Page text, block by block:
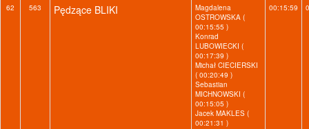
62 563 Pędzące BLIKI
Magdalena
OSTROWSKA (
00:15:55 )
Konrad
LUBOWIECKI (
00:17:39 )
Michał CIECIERSKI
( 00:20:49 )
Sebastian
MICHNOWSKI (
00:15:05 )
Jacek MAKLES (
00:21:31 )
00:15:59